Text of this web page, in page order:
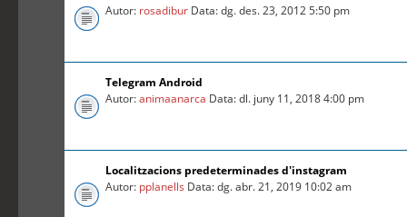
Autor: rosadibur Data: dg. des. 23, 2012 5:50 pm
Telegram Android
Autor:animaanarca Data: dl. juny 11, 2018 4:00 pm
Localitzacions predeterminades d'instagram
Autor: pplanells Data: dg. abr. 21, 2019 10:02 am